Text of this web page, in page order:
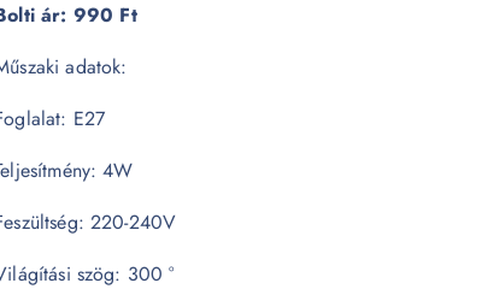
ár: 990 Ft
adatok:
E27
4W
220-240V
szög: 300 °